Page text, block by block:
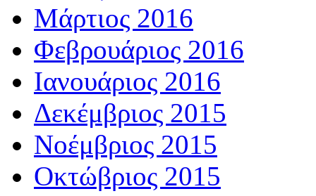
Μάρτιος 2016
Φεβρουάριος 2016
Ιανουάριος 2016
Δεκέμβριος 2015
Νοέμβριος 2015
Οκτώβριος 2015